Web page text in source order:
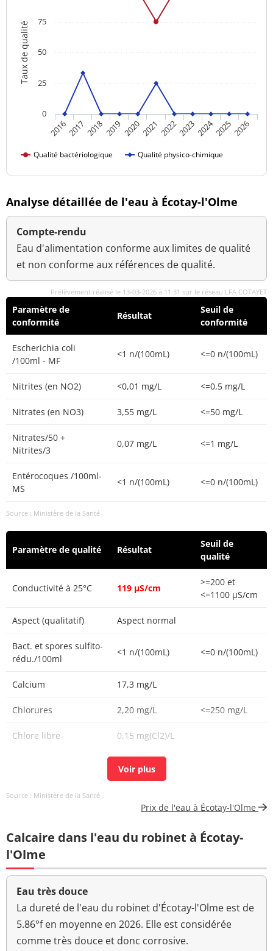
Taux de qualité
Qualité bactériologique Qualité physico-chimique
20162017 201820192020202120222023202420252026
0
25
50
75
Analyse détaillée de l'eau à Écotay-l'Olme
Compte-rendu
Eau d'alimentation conforme aux limites de qualité
et non conforme aux références de qualité.
Prélèvement réalisé le 13-03-2026 à 11:31 sur le réseau LFA COTAYET
Paramètre de
conformité
Résultat
Seuil de
conformité
Escherichia coli
/100ml - MF
<1 n/(100mL) <=0 n/(100mL)
Nitrites (en NO2) <0,01 mg/L <=0,5 mg/L
Nitrates (en NO3) 3,55 mg/L <=50 mg/L
Nitrates/50 +
Nitrites/3
0,07 mg/L <=1 mg/L
Entérocoques /100ml-
MS
<1 n/(100mL) <=0 n/(100mL)
Source : Ministère de la Santé
Paramètre de qualité Résultat
Seuil de
qualité
Conductivité à 25°C 119 µS/cm
>=200 et
<=1100 µS/cm
Aspect (qualitatif) Aspect normal
Bact. et spores sulfito-
rédu./100ml
<1 n/(100mL) <=0 n/(100mL)
Calcium 17,3 mg/L
Chlorures 2,20 mg/L <=250 mg/L
Chlore libre 0,15 mg(Cl2)/L
0,17 mg(Cl2)/L
mg/L ClO2
total
0,61 mg(C)/L <=2 mg(C)/L
Bactéries coliformes
/100ml-MS
Bact. aér. revivifiables
à 22°-68h
<1 n/mL
Source : Ministère de la Santé
Prix de l'eau à Écotay-l'Olme
Calcaire dans l'eau du robinet à Écotay-
l'Olme
Eau très douce
La dureté de l'eau du robinet d'Écotay-l'Olme est de
5.86°f en moyenne en 2026. Elle est considérée
comme très douce et donc corrosive.